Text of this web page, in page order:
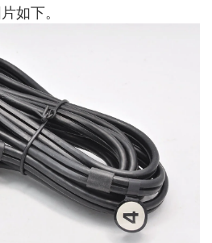
如下。